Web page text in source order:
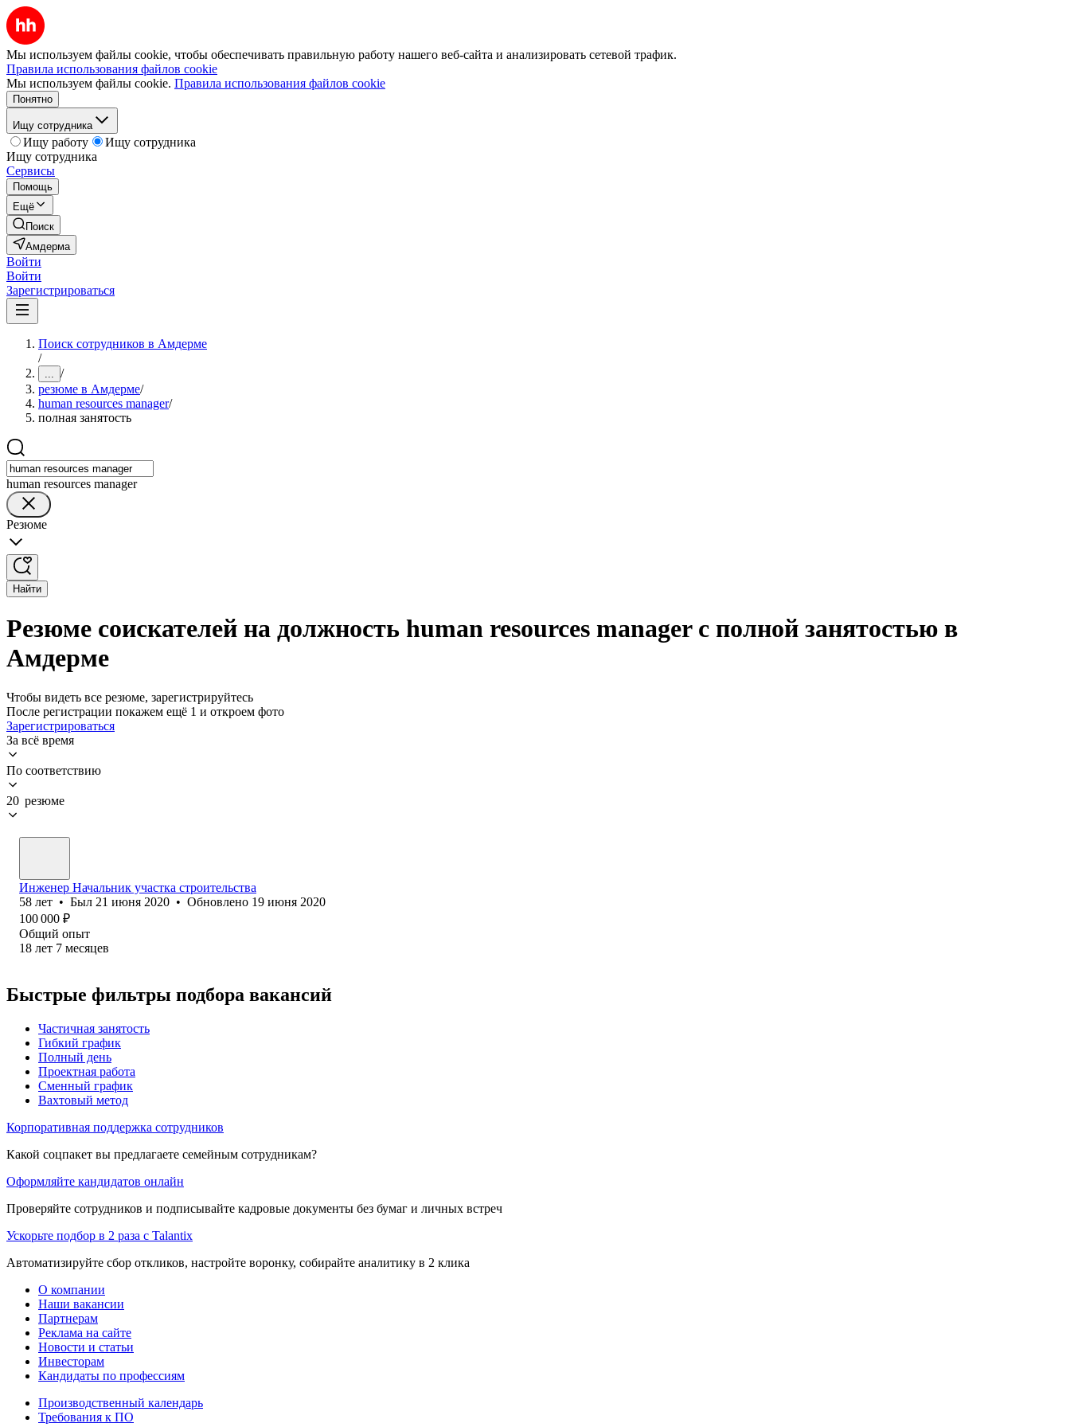
Мы используем файлы cookie, чтобы обеспечивать правильную работу нашего веб-сайта и анализировать сетевой трафик.
Правила использования файлов cookie
Мы используем файлы cookie. Правила использования файлов cookie
Понятно
Ищу сотрудника
Ищу работу
Ищу сотрудника
Ищу сотрудника
Сервисы
Помощь
Ещё
Поиск
Амдерма
Войти
Войти
Зарегистрироваться
Поиск сотрудников в Амдерме
/
... /
резюме в Амдерме/
human resources manager/
полная занятость
human resources manager
Резюме
Найти
Резюме соискателей на должность human resources manager с полной занятостью в
Амдерме
Чтобы видеть все резюме, зарегистрируйтесь
После регистрации покажем ещё 1 и откроем фото
Зарегистрироваться
За всё время
По соответствию
20 резюме
Инженер Начальник участка строительства
58 лет • Был 21 июня 2020 • Обновлено 19 июня 2020
100 000 ₽
Общий опыт
18 лет 7 месяцев
Быстрые фильтры подбора вакансий
Частичная занятость
Гибкий график
Полный день
Проектная работа
Сменный график
Вахтовый метод
Корпоративная поддержка сотрудников
Какой соцпакет вы предлагаете семейным сотрудникам?
Оформляйте кандидатов онлайн
Проверяйте сотрудников и подписывайте кадровые документы без бумаг и личных встреч
Ускорьте подбор в 2 раза с Talantix
Автоматизируйте сбор откликов, настройте воронку, собирайте аналитику в 2 клика
О компании
Наши вакансии
Партнерам
Реклама на сайте
Новости и статьи
Инвесторам
Кандидаты по профессиям
Производственный календарь
Требования к ПО